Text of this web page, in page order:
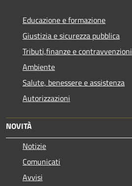
Educazione e formazione
Giustizia e sicurezza pubblica
Tributi,finanze e contravvenzioni
Ambiente
Salute, benessere e assistenza
Autorizzazioni
NOVITÀ
Notizie
Comunicati
Avvisi